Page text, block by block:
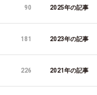
90 2025年の記事
181 2023年の記事
226 2021年の記事